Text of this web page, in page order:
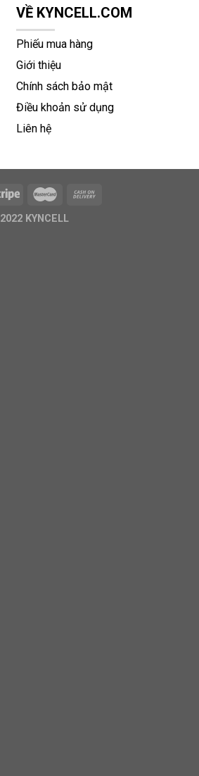
VỀ KYNCELL.COM
Phiếu mua hàng
Giới thiệu
Chính sách bảo mật
Điều khoản sử dụng
Liên hệ
2022 KYNCELL